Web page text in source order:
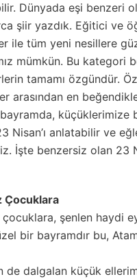
Dünyada eşi benzeri
şiir yazdık. Eğitici ve
ile tüm yeni nesillere
mümkün. Bu kategori
tamamı özgündür.
arasından en
küçüklerimize
Nisan’ı anlatabilir ve
İşte benzersiz olan 23
Çocuklara
şenlen haydi
bir bayramdır bu,
de dalgalan küçük